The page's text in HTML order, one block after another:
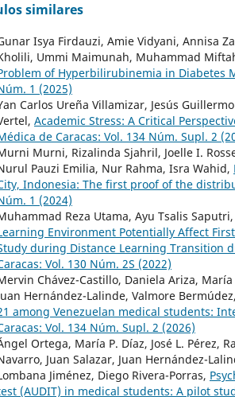
similares
Isya Firdauzi, Amie Vidyani, Annisa
Ummi Maimunah, Muhammad
of Hyperbilirubinemia in Diabetes
1 (2025)
Carlos Ureña Villamizar, Jesús
Academic Stress: A Critical
de Caracas: Vol. 134 Núm. Supl. 2
Murni, Rizalinda Sjahril, Joelle I.
Pauzi Emilia, Nur Rahma, Isra Wahid,
Indonesia: The first proof of the
1 (2024)
Reza Utama, Ayu Tsalis
Environment Potentially Affect
during Distance Learning Transition
Vol. 130 Núm. 2S (2022)
Chávez-Castillo, Daniela Ariza,
Hernández-Lalinde, Valmore
among Venezuelan medical students:
Vol. 134 Núm. Supl. 2 (2026)
Ortega, María P. Díaz, José L. Pérez,
Juan Salazar, Juan Hernández-
Jiménez, Diego Rivera-Porras,
(AUDIT) in medical students: A pilot